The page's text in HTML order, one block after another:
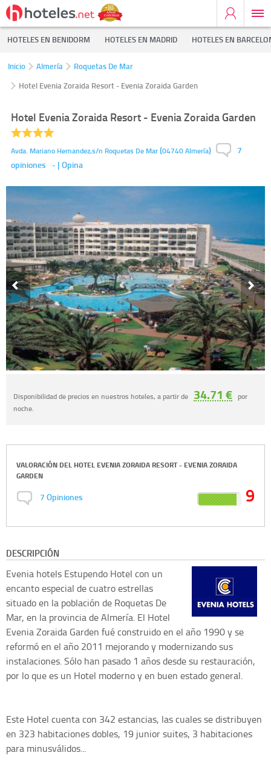
HOTELES EN BENIDORM HOTELES EN MADRID HOTELES EN
Inicio Almería
Roquetas De Mar
Hotel Evenia Zoraida Resort - Evenia Zoraida Garden
Hotel Evenia Zoraida Resort - Evenia Zoraida Garden
Avda. Mariano Hernandez,s/n Roquetas De Mar(04740Almería)
7
opiniones - | Opina
Disponibilidad de precios en nuestros hoteles, a partir de 34.71 € por
noche.
VALORACIÓN DEL HOTEL EVENIA ZORAIDA RESORT - EVENIA ZORAIDA
GARDEN
7Opiniones 9
DESCRIPCIÓN
Evenia hotels Estupendo Hotel con un
encanto especial de cuatro estrellas
situado en la población de Roquetas De
Mar, en la provincia de Almería. El Hotel
Evenia Zoraida Garden fué construido en el año 1990 y se
reformó en el año 2011 mejorando y modernizando sus
instalaciones. Sólo han pasado 1 años desde su restauración,
por lo que es un Hotel moderno y en buen estado general.
Este Hotel cuenta con 342 estancias, las cuales se distribuyen
en 323 habitaciones dobles, 19 junior suites, 3 habitaciones
para minusválidos...